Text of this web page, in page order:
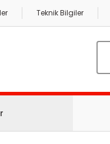
Teknik Bilgiler